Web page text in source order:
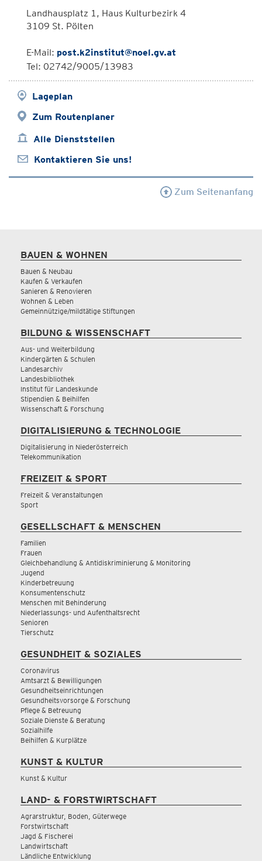
Landhausplatz 1, Haus Kulturbezirk 4
3109 St. Pölten
E-Mail: post.k2institut@noel.gv.at
Tel: 02742/9005/13983
Lageplan
Zum Routenplaner
Alle Dienststellen
Kontaktieren Sie uns!
Zum Seitenanfang
BAUEN & WOHNEN
Bauen & Neubau
Kaufen & Verkaufen
Sanieren & Renovieren
Wohnen & Leben
Gemeinnützige/mildtätige Stiftungen
BILDUNG & WISSENSCHAFT
Aus- und Weiterbildung
Kindergärten & Schulen
Landesarchiv
Landesbibliothek
Institut für Landeskunde
Stipendien & Beihilfen
Wissenschaft & Forschung
DIGITALISIERUNG & TECHNOLOGIE
Digitalisierung in Niederösterreich
Telekommunikation
FREIZEIT & SPORT
Freizeit & Veranstaltungen
Sport
GESELLSCHAFT & MENSCHEN
Familien
Frauen
Gleichbehandlung & Antidiskriminierung & Monitoring
Jugend
Kinderbetreuung
Konsumentenschutz
Menschen mit Behinderung
Niederlassungs- und Aufenthaltsrecht
Senioren
Tierschutz
GESUNDHEIT & SOZIALES
Coronavirus
Amtsarzt & Bewilligungen
Gesundheitseinrichtungen
Gesundheitsvorsorge & Forschung
Pflege & Betreuung
Soziale Dienste & Beratung
Sozialhilfe
Beihilfen & Kurplätze
KUNST & KULTUR
Kunst & Kultur
LAND- & FORSTWIRTSCHAFT
Agrarstruktur, Boden, Güterwege
Forstwirtschaft
Jagd & Fischerei
Landwirtschaft
Ländliche Entwicklung